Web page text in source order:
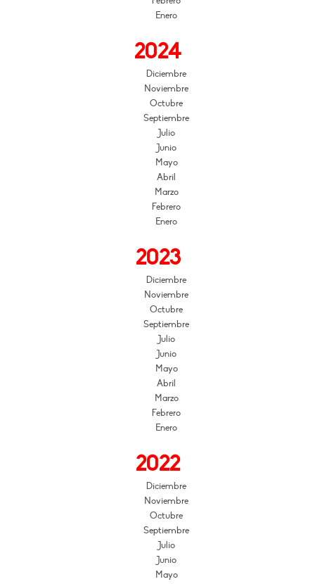
Enero
2024
Diciembre
Noviembre
Octubre
Septiembre
Julio
Junio
Mayo
Abril
Marzo
Febrero
Enero
2023
Diciembre
Noviembre
Octubre
Septiembre
Julio
Junio
Mayo
Abril
Marzo
Febrero
Enero
2022
Diciembre
Noviembre
Octubre
Septiembre
Julio
Junio
Mayo